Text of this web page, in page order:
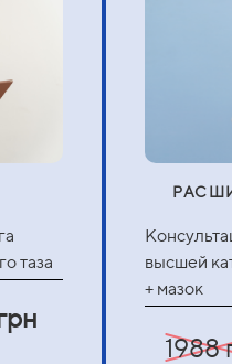
таза
высшей
+ мазок
1988